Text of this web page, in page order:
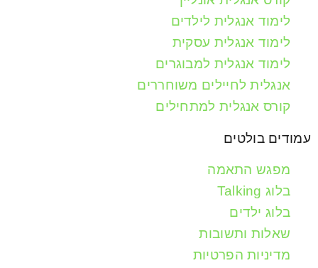
לימוד אנגלית לילדים
לימוד אנגלית עסקית
לימוד אנגלית למבוגרים
אנגלית לחיילים משוחררים
קורס אנגלית למתחילים
עמודים בולטים
מפגש התאמה
בלוג Talking
בלוג ילדים
שאלות ותשובות
מדיניות הפרטיות